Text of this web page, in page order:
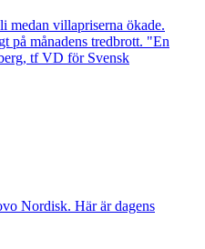
medan villapriserna ökade.
på månadens tredbrott. "En
tf VD för Svensk
Nordisk. Här är dagens